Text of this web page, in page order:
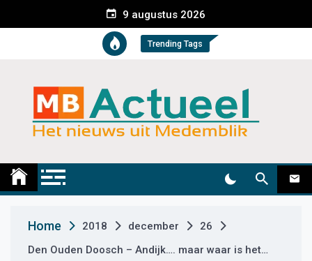
e
t
9 augustus 2026
Trending Tags
Medemblik Actueel
Home 2018 december
26
Den Ouden Doosch – Andijk…. maar waar is het…